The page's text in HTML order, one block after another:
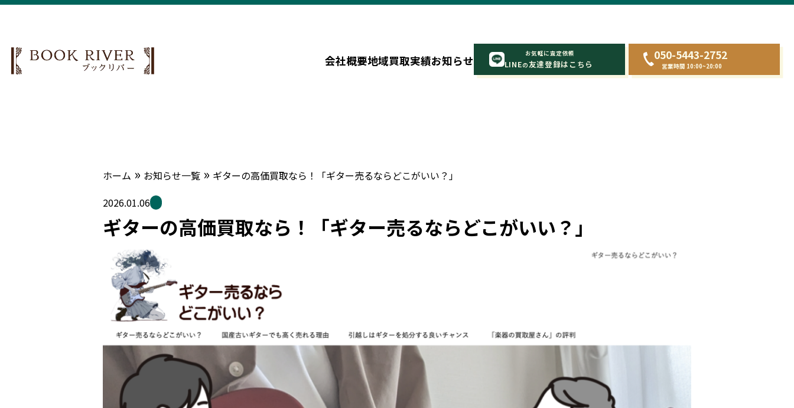
会社概要地域買取実績お知らせ
お気軽に査定依頼
LINEの友達登録はこちら
050-5443-2752
営業時間 10:00~20:00
ホーム » お知らせ一覧 » ギターの高価買取なら！「ギター売るならどこがいい？」
2026.01.06
ギターの高価買取なら！「ギター売るならどこがいい？」